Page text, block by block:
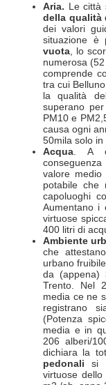
Aria. Le città
della qualità
dei valori
situazione è
vuota, lo
numerosa
comprende
tra cui
la qualità
superano
PM10 e
causa ogni
50mila solo
Acqua. A
valore
potabile
capoluoghi
Aumentano i
virtuose
400 litri di
Ambiente
che
urbano
da (appena)
Trento. Nel
media ce ne
registrano
(Potenza
media e in
206 alberi/
dichiara la
pedonali si
virtuose dello